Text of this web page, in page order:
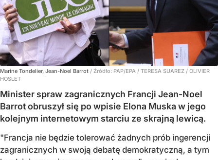
Marine Tondelier, Jean-Noel Barrot / Źródło: PAP/EPA / TERESA SUAREZ / OLIVIER
HOSLET
Minister spraw zagranicznych Francji Jean-Noel
Barrot obruszył się po wpisie Elona Muska w jego
kolejnym internetowym starciu ze skrajną lewicą.
"Francja nie będzie tolerować żadnych prób ingerencji
zagranicznych w swoją debatę demokratyczną, a tym